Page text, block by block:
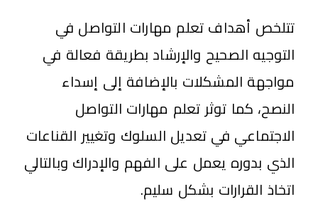
تتلخص أهداف تعلم مهارات التواصل في
التوجيه الصحيح والإرشاد بطريقة فعالة في
مواجهة المشكلات بالإضافة إلى إسداء
النصح، كما توثر تعلم مهارات التواصل
الاجتماعي في تعديل السلوك وتغيير القناعات
الذي بدوره يعمل على الفهم والإدراك وبالتالي
اتخاذ القرارات بشكل سليم.